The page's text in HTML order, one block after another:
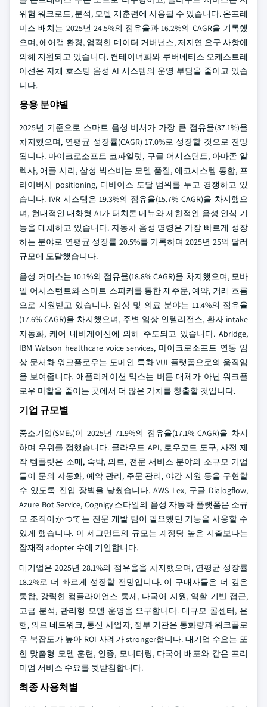
위험 워크로드, 분석, 모델 재훈련에 사용될 수 있습니다. 온프레
미스 배치는 2025년 24.5%의 점유율과 16.2%의 CAGR을 기록했
으며, 에어갭 환경, 엄격한 데이터 거버넌스, 저지연 요구 사항에
의해 지원되고 있습니다. 컨테이너화와 쿠버네티스 오케스트레
이션은 자체 호스팅 음성 AI 시스템의 운영 부담을 줄이고 있습
니다.
응용 분야별
2025년 기준으로 스마트 음성 비서가 가장 큰 점유율(37.1%)을
차지했으며, 연평균 성장률(CAGR) 17.0%로 성장할 것으로 전망
됩니다. 마이크로소프트 코파일럿, 구글 어시스턴트, 아마존 알
렉사, 애플 시리, 삼성 빅스비는 모델 품질, 에코시스템 통합, 프
라이버시 positioning, 디바이스 도달 범위를 두고 경쟁하고 있
습니다. IVR 시스템은 19.3%의 점유율(15.7% CAGR)을 차지했으
며, 현대적인 대화형 AI가 터치톤 메뉴와 제한적인 음성 인식 기
능을 대체하고 있습니다. 자동차 음성 명령은 가장 빠르게 성장
하는 분야로 연평균 성장률 20.5%를 기록하며 2025년 25억 달러
규모에 도달했습니다.
음성 커머스는 10.1%의 점유율(18.8% CAGR)을 차지했으며, 모바
일 어시스턴트와 스마트 스피커를 통한 재주문, 예약, 거래 흐름
으로 지원받고 있습니다. 임상 및 의료 분야는 11.4%의 점유율
(17.6% CAGR)을 차지했으며, 주변 임상 인텔리전스, 환자 intake
자동화, 케어 내비게이션에 의해 주도되고 있습니다. Abridge,
IBM Watson healthcare voice services, 마이크로소프트 연동 임
상 문서화 워크플로우는 도메인 특화 VUI 플랫폼으로의 움직임
을 보여줍니다. 애플리케이션 믹스는 버튼 대체가 아닌 워크플
로우 마찰을 줄이는 곳에서 더 많은 가치를 창출할 것입니다.
기업 규모별
중소기업(SMEs)이 2025년 71.9%의 점유율(17.1% CAGR)을 차지
하며 우위를 점했습니다. 클라우드 API, 로우코드 도구, 사전 제
작 템플릿은 소매, 숙박, 의료, 전문 서비스 분야의 소규모 기업
들이 문의 자동화, 예약 관리, 주문 관리, 야간 지원 등을 구현할
수 있도록 진입 장벽을 낮췄습니다. AWS Lex, 구글 Dialogflow,
Azure Bot Service, Cognigy 스타일의 음성 자동화 플랫폼은 소규
모 조직이かつて는 전문 개발 팀이 필요했던 기능을 사용할 수
있게 했습니다. 이 세그먼트의 규모는 계정당 높은 지출보다는
잠재적 adopter 수에 기인합니다.
대기업은 2025년 28.1%의 점유율을 차지했으며, 연평균 성장률
18.2%로 더 빠르게 성장할 전망입니다. 이 구매자들은 더 깊은
통합, 강력한 컴플라이언스 통제, 다국어 지원, 역할 기반 접근,
고급 분석, 관리형 모델 운영을 요구합니다. 대규모 콜센터, 은
행, 의료 네트워크, 통신 사업자, 정부 기관은 통화량과 워크플로
우 복잡도가 높아 ROI 사례가 stronger합니다. 대기업 수요는 또
한 맞춤형 모델 훈련, 인증, 모니터링, 다국어 배포와 같은 프리
미엄 서비스 수요를 뒷받침합니다.
최종 사용처별